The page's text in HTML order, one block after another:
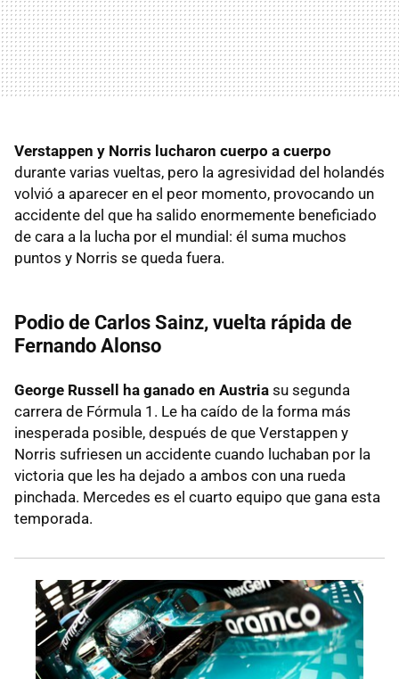
Verstappen y Norris lucharon cuerpo a cuerpo
durante varias vueltas, pero la agresividad del holandés
volvió a aparecer en el peor momento, provocando un
accidente del que ha salido enormemente beneficiado
de cara a la lucha por el mundial: él suma muchos
puntos y Norris se queda fuera.
Podio de Carlos Sainz, vuelta rápida de
Fernando Alonso
George Russell ha ganado en Austria su segunda
carrera de Fórmula 1. Le ha caído de la forma más
inesperada posible, después de que Verstappen y
Norris sufriesen un accidente cuando luchaban por la
victoria que les ha dejado a ambos con una rueda
pinchada. Mercedes es el cuarto equipo que gana esta
temporada.